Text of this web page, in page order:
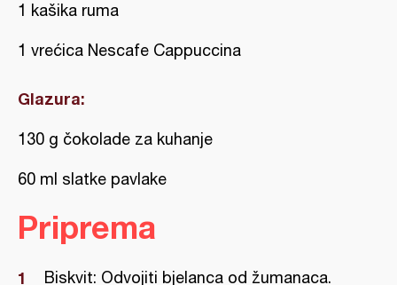
1 kašika ruma
1 vrećica Nescafe Cappuccina
Glazura:
130 g čokolade za kuhanje
60 ml slatke pavlake
Priprema
Biskvit: Odvojiti bjelanca od žumanaca.